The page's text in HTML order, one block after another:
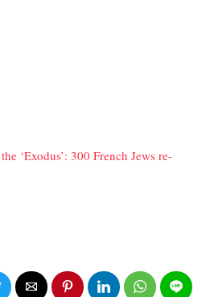
‘Exodus’: 300 French Jews re-